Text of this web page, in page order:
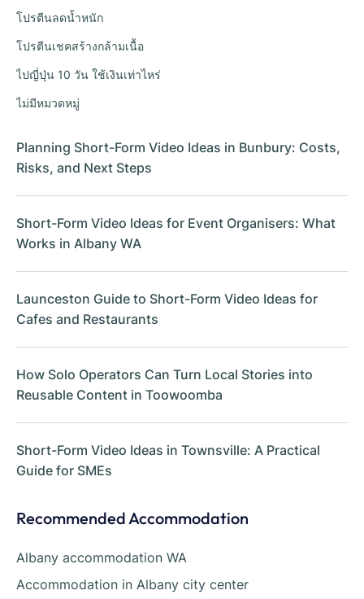
โปรตีนลดน้ำหนัก
โปรตีนเชคสร้างกล้ามเนื้อ
ไปญี่ปุ่น 10 วัน ใช้เงินเท่าไหร่
ไม่มีหมวดหมู่
Planning Short-Form Video Ideas in Bunbury: Costs,
Risks, and Next Steps
Short-Form Video Ideas for Event Organisers: What
Works in Albany WA
Launceston Guide to Short-Form Video Ideas for
Cafes and Restaurants
How Solo Operators Can Turn Local Stories into
Reusable Content in Toowoomba
Short-Form Video Ideas in Townsville: A Practical
Guide for SMEs
Recommended Accommodation
Albany accommodation WA
Accommodation in Albany city center